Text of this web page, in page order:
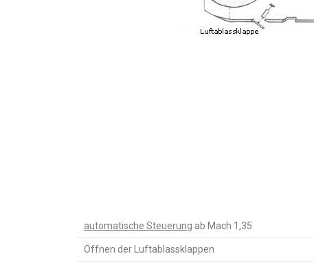
automatische Steuerung ab Mach 1,35
Öffnen der Luftablassklappen